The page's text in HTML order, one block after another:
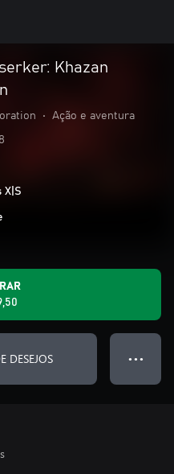
Khazan
• Ação e aventura
X|S
DESEJOS ● ● ●